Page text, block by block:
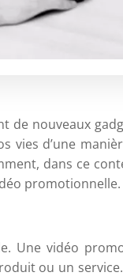
de nouveaux
d’une
dans ce
promotionnelle.
Une vidéo
ou un